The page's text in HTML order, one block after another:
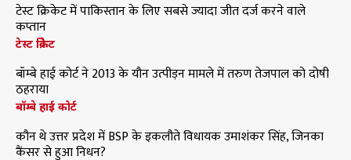
टेस्ट क्रिकेट में पाकिस्तान के लिए सबसे ज्यादा जीत दर्ज करने वाले
कप्तान
टेस्ट क्रिकेट
बॉम्बे हाई कोर्ट ने 2013 के यौन उत्पीड़न मामले में तरुण तेजपाल को दोषी
ठहराया
बॉम्बे हाई कोर्ट
कौन थे उत्तर प्रदेश में BSP के इकलौते विधायक उमाशंकर सिंह, जिनका
कैंसर से हुआ निधन?